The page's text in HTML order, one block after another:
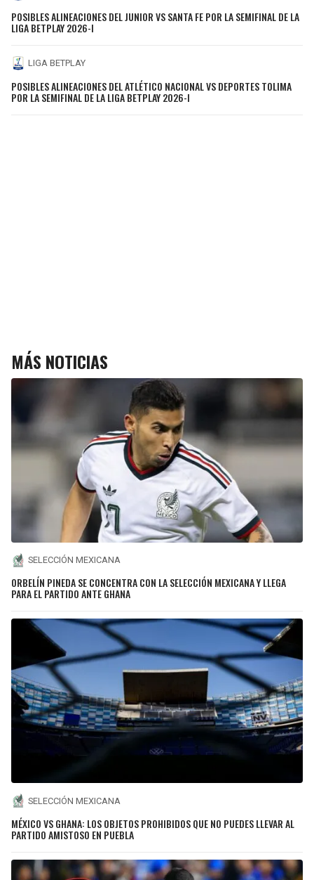
POSIBLES ALINEACIONES DEL JUNIOR VS SANTA FE POR LA SEMIFINAL DE LA
LIGA BETPLAY 2026-I
LIGA BETPLAY
POSIBLES ALINEACIONES DEL ATLÉTICO NACIONAL VS DEPORTES TOLIMA
POR LA SEMIFINAL DE LA LIGA BETPLAY 2026-I
MÁS NOTICIAS
SELECCIÓN MEXICANA
ORBELÍN PINEDA SE CONCENTRA CON LA SELECCIÓN MEXICANA Y LLEGA
PARA EL PARTIDO ANTE GHANA
SELECCIÓN MEXICANA
MÉXICO VS GHANA: LOS OBJETOS PROHIBIDOS QUE NO PUEDES LLEVAR AL
PARTIDO AMISTOSO EN PUEBLA